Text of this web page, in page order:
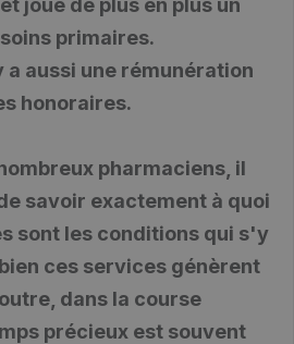
joue de plus en plus un
primaires.
a aussi une rémunération
honoraires.
pharmaciens, il
savoir exactement à quoi
sont les conditions qui s'y
ces services génèrent
dans la course
précieux est souvent